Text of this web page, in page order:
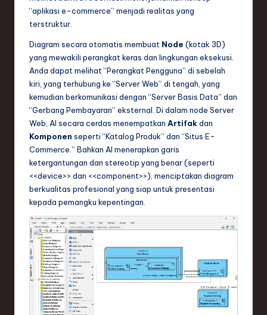
“aplikasi e-commerce” menjadi realitas yang
terstruktur.
Diagram secara otomatis membuat Node (kotak 3D)
yang mewakili perangkat keras dan lingkungan eksekusi.
Anda dapat melihat “Perangkat Pengguna” di sebelah
kiri, yang terhubung ke “Server Web” di tengah, yang
kemudian berkomunikasi dengan “Server Basis Data” dan
“Gerbang Pembayaran” eksternal. Di dalam node Server
Web, AI secara cerdas menempatkan Artifakdan
Komponen seperti “Katalog Produk” dan “Situs E-
Commerce.” Bahkan AI menerapkan garis
ketergantungan dan stereotip yang benar (seperti
<<device>> dan <<component>>), menciptakan diagram
berkualitas profesional yang siap untuk presentasi
kepada pemangku kepentingan.